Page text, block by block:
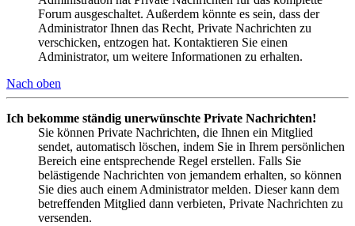
Forum ausgeschaltet. Außerdem könnte es sein, dass der
Administrator Ihnen das Recht, Private Nachrichten zu
verschicken, entzogen hat. Kontaktieren Sie einen
Administrator, um weitere Informationen zu erhalten.
Nach oben
Ich bekomme ständig unerwünschte Private Nachrichten!
Sie können Private Nachrichten, die Ihnen ein Mitglied
sendet, automatisch löschen, indem Sie in Ihrem persönlichen
Bereich eine entsprechende Regel erstellen. Falls Sie
belästigende Nachrichten von jemandem erhalten, so können
Sie dies auch einem Administrator melden. Dieser kann dem
betreffenden Mitglied dann verbieten, Private Nachrichten zu
versenden.